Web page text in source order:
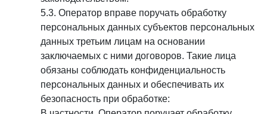
5.3. Оператор вправе поручать обработку
персональных данных субъектов персональных
данных третьим лицам на основании
заключаемых с ними договоров. Такие лица
обязаны соблюдать конфиденциальность
персональных данных и обеспечивать их
безопасность при обработке: